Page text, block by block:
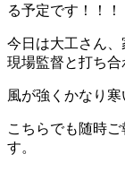
る予定です！！！
今日は大工さん、
現場監督と打ち合
風が強くかなり寒
こちらでも随時
す。